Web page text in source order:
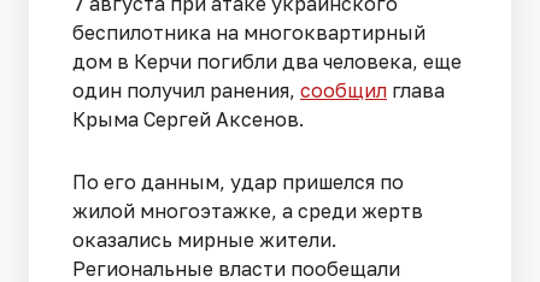
беспилотника на многоквартирный
дом в Керчи погибли два человека, еще
один получил ранения, сообщил глава
Крыма Сергей Аксенов.
По его данным, удар пришелся по
жилой многоэтажке, а среди жертв
оказались мирные жители.
Региональные власти пообещали